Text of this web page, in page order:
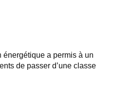
énergétique a permis à un
de passer d’une classe